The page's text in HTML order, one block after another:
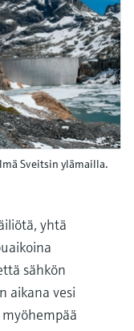
Sveitsin ylämailla.
yhtä
sähkön
aikana vesi